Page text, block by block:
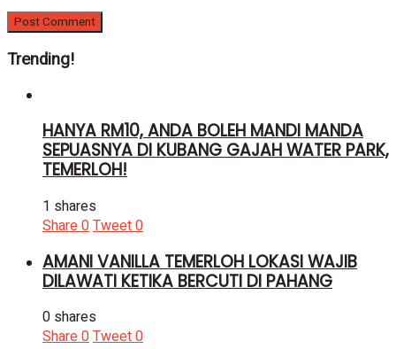
Trending!
HANYA RM10, ANDA BOLEH MANDI MANDA
SEPUASNYA DI KUBANG GAJAH WATER PARK,
TEMERLOH!
1 shares
Share0Tweet0
AMANI VANILLA TEMERLOH LOKASI WAJIB
DILAWATI KETIKA BERCUTI DI PAHANG
0 shares
Share0Tweet0